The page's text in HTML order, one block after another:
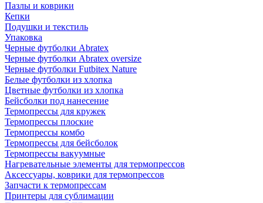
Пазлы и коврики
Кепки
Подушки и текстиль
Упаковка
Черные футболки Abratex
Черные футболки Abratex oversize
Черные футболки Futbitex Nature
Белые футболки из хлопка
Цветные футболки из хлопка
Бейсболки под нанесение
Термопрессы для кружек
Термопрессы плоские
Термопрессы комбо
Термопрессы для бейсболок
Термопрессы вакуумные
Нагревательные элементы для термопрессов
Аксессуары, коврики для термопрессов
Запчасти к термопрессам
Принтеры для сублимации